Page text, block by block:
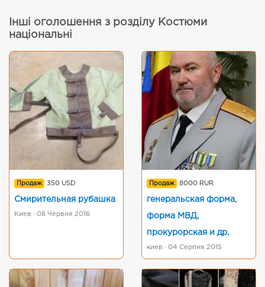
Інші оголошення з розділу Костюми
національні
Продаж 350 USD
Смирительная рубашка
Киев · 08 Червня 2016
Продаж 8000 RUR
генеральская форма,
форма МВД,
прокурорская и др.
киев · 04 Серпня 2015